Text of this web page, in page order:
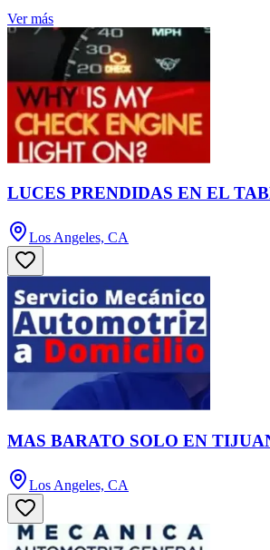
Ver más
LUCES PRENDIDAS EN EL
Los Angeles, CA
MAS BARATO SOLO EN
Los Angeles, CA